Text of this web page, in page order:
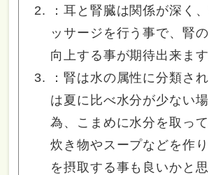
：耳と腎臓は関係が深く
ッサージを行う事で、腎
向上する事が期待出来ます
：腎は水の属性に分類さ
は夏に比べ水分が少ない
為、こまめに水分を取っ
炊き物やスープなどを作
を摂取する事も良いかと思